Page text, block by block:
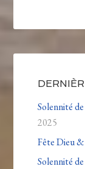
Solennité
2025
Fête Dieu
Solennité